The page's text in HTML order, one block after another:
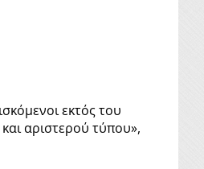
εκτός του
αριστερού τύπου»,